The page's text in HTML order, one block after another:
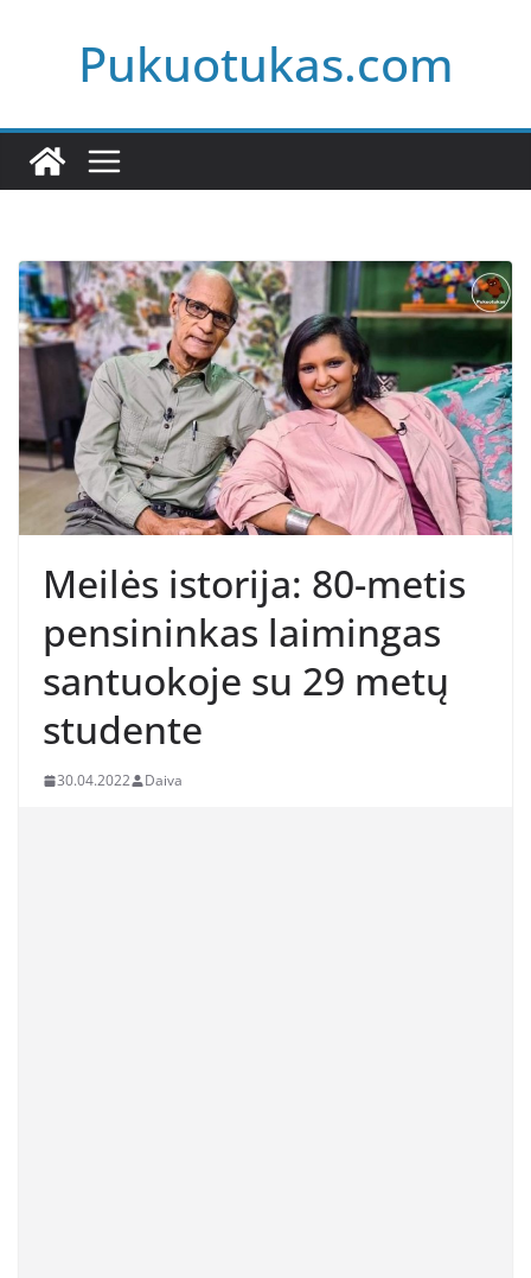
Pukuotukas.com
Meilės istorija: 80-metis
pensininkas laimingas
santuokoje su 29 metų
studente
30.04.2022 Daiva